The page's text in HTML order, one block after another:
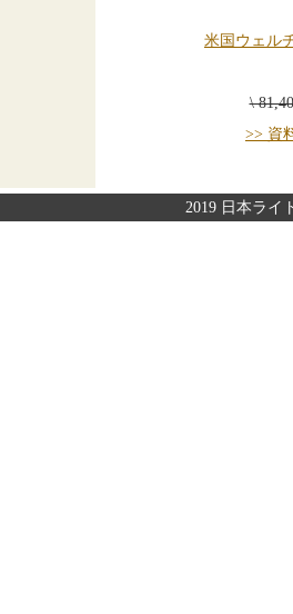
米国ウェル
\
>> 資
2019 日本ライ